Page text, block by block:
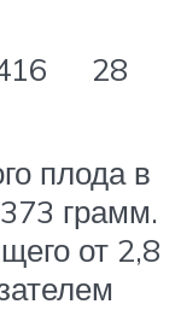
28
плода в
грамм.
от 2,8